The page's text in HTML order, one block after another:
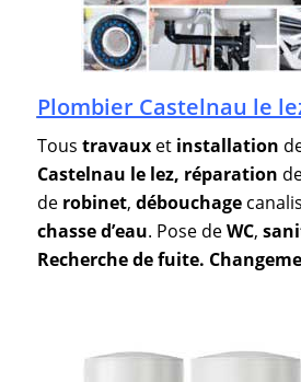
Plombier Castelnau le
Tous travauxet installation
Castelnau le lez, réparation
de robinet, débouchage
chasse d’eau. Pose deWC,
Recherche de fuite.